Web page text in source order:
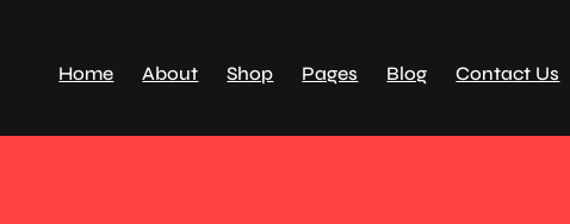
Home About Shop Pages Blog Contact Us